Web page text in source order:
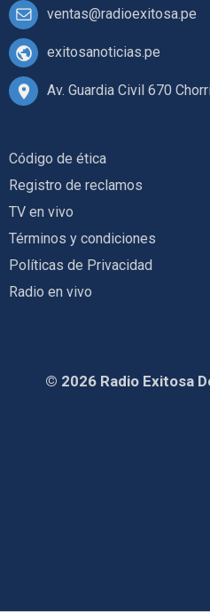
ventas@radioexitosa.pe
exitosanoticias.pe
Av. Guardia Civil 670
Código de ética
Registro de reclamos
TV en vivo
Términos y condiciones
Políticas de Privacidad
Radio en vivo
© 2026 Radio Exitosa